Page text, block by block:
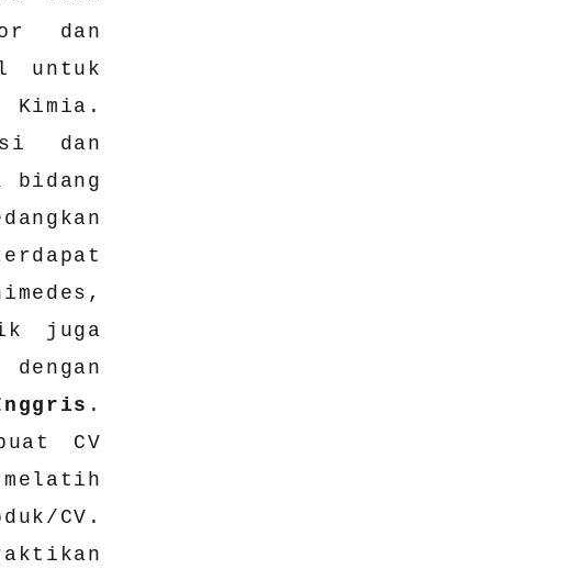
dan
untuk
Kimia.
dan
bidang
juga
.
CV
CV.